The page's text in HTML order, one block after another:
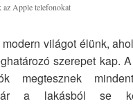
az Apple telefonokat
világot élünk,
szerepet kap.
megtesznek
a lakásból se